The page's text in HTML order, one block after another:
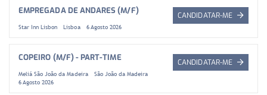
EMPREGADA DE ANDARES (M/F)
Star Inn Lisbon Lisboa 6 Agosto 2026
CANDIDATAR-ME
COPEIRO (M/F) - PART-TIME
Meliá São João da Madeira
São João da Madeira
6 Agosto 2026
CANDIDATAR-ME